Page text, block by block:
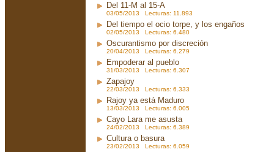
Del 11-M al 15-A
03/05/2013 Lecturas: 11.893
Del tiempo el ocio torpe, y los engaños
02/05/2013 Lecturas: 6.480
Oscurantismo por discreción
20/04/2013 Lecturas: 6.279
Empoderar al pueblo
31/03/2013 Lecturas: 6.307
Zapajoy
22/03/2013 Lecturas: 6.333
Rajoy ya está Maduro
13/03/2013 Lecturas: 6.005
Cayo Lara me asusta
24/02/2013 Lecturas: 6.389
Cultura o basura
23/02/2013 Lecturas: 6.059